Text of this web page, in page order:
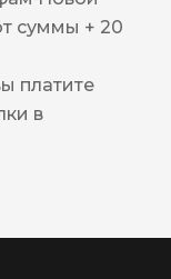
суммы + 20
платите
в